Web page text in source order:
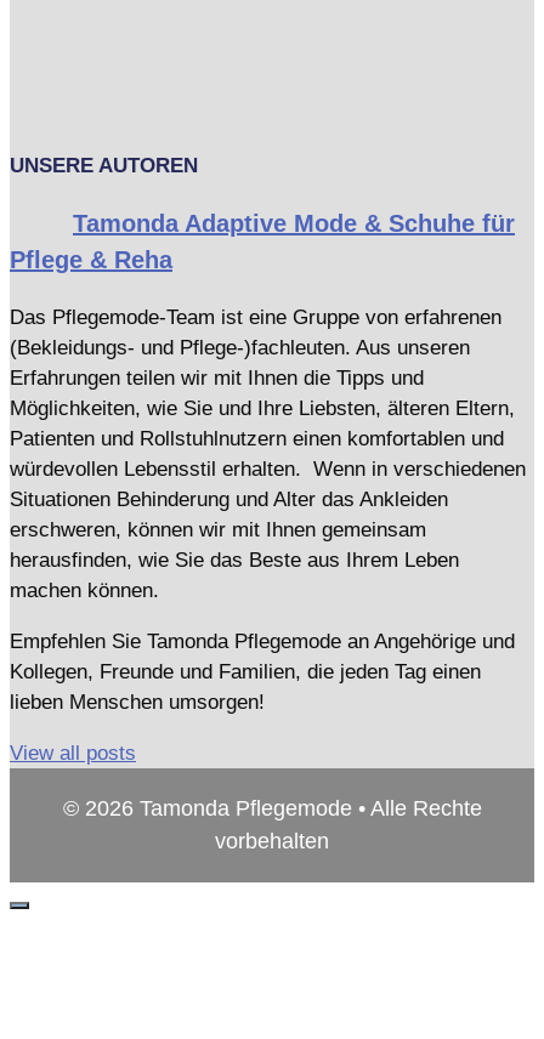
UNSERE AUTOREN
Tamonda Adaptive Mode & Schuhe für
Pflege & Reha
Das Pflegemode-Team ist eine Gruppe von erfahrenen
(Bekleidungs- und Pflege-)fachleuten. Aus unseren
Erfahrungen teilen wir mit Ihnen die Tipps und
Möglichkeiten, wie Sie und Ihre Liebsten, älteren Eltern,
Patienten und Rollstuhlnutzern einen komfortablen und
würdevollen Lebensstil erhalten. Wenn in verschiedenen
Situationen Behinderung und Alter das Ankleiden
erschweren, können wir mit Ihnen gemeinsam
herausfinden, wie Sie das Beste aus Ihrem Leben
machen können.
Empfehlen Sie Tamonda Pflegemode an Angehörige und
Kollegen, Freunde und Familien, die jeden Tag einen
lieben Menschen umsorgen!
View all posts
© 2026 Tamonda Pflegemode • Alle Rechte
vorbehalten
Schließen